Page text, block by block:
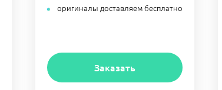
оригиналы доставляем бесплатно
Заказать